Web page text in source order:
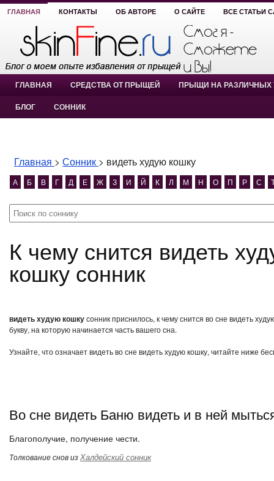
ГЛАВНАЯ КОНТАКТЫ ОБ АВТОРЕ О САЙТЕ ВСЕ СТАТЬИ
ГЛАВНАЯ СРЕДСТВА ОТ ПРЫЩЕЙ ПРЫЩИ НА РАЗЛИЧНЫХ
БЛОГ СОННИК
Главная > Сонник > видеть худую кошку
А Б В Г Д Е Ж З И Й К Л М Н О П Р С
К чему снится видеть худую кошку? видеть худую
кошку сонник
видеть худую кошкусонник приснилось, к чему снится во сне видеть
букву, на которую начинается часть вашего сна.
Узнайте, что означает видеть во сне видеть худую кошку, читайте ниже
Во сне видеть Баню видеть и в ней
Благополучие, получение чести.
Толкование снов изХалдейский сонник